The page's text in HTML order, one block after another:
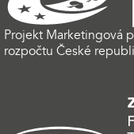
Projekt Marketingová
rozpočtu České